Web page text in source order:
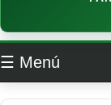
☰ Menú